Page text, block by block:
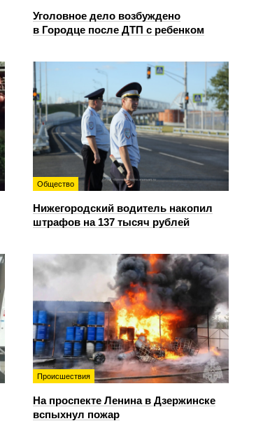
Уголовное дело возбуждено
в Городце после ДТП с ребенком
Общество
Нижегородский водитель накопил
штрафов на 137 тысяч рублей
Происшествия
На проспекте Ленина в Дзержинске
вспыхнул пожар